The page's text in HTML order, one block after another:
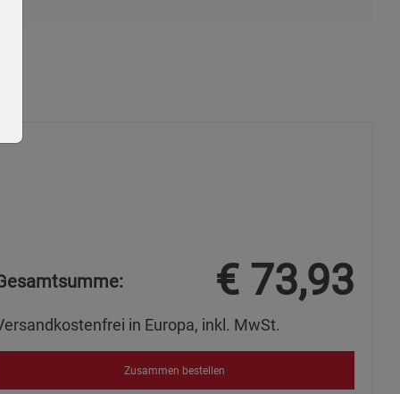
€ 73,93
in Europa, inkl. MwSt.
Zusammen bestellen